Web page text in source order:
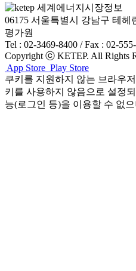
06175 서울특별시 강남구 테헤
평가원
Tel : 02-3469-8400 / Fax : 02-
Copyright ⓒ KETEP. All Rights
App Store Play Store
쿠키를 지원하지 않는 브라우
키를 사용하지 않음으로 설정
능(로그인 등)을 이용할 수 없